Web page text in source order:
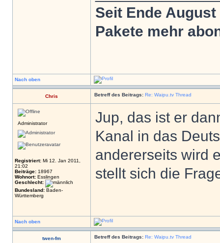
Seit Ende
Pakete mehr
Nach oben
Chris Betreff des Beitrags: Re: Waipu.tv Thread
Administrator
Registriert: Mi 12. Jan 2011,
21:02
Beiträge: 18967
Wohnort: Esslingen
Geschlecht:
Bundesland: Baden-
Württemberg
Jup, das ist er
Kanal in das
andererseits wird
stellt sich die
Nach oben
twen-fm Betreff des Beitrags: Re: Waipu.tv Thread